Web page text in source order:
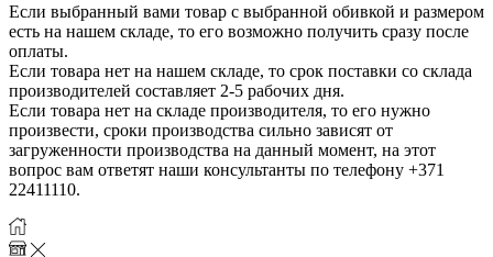
Если выбранный вами товар с выбранной обивкой и размером
есть на нашем складе, то его возможно получить сразу после
оплаты.
Если товара нет на нашем складе, то срок поставки со склада
производителей составляет 2-5 рабочих дня.
Если товара нет на складе производителя, то его нужно
произвести, сроки производства сильно зависят от
загруженности производства на данный момент, на этот
вопрос вам ответят наши консультанты по телефону +371
22411110.